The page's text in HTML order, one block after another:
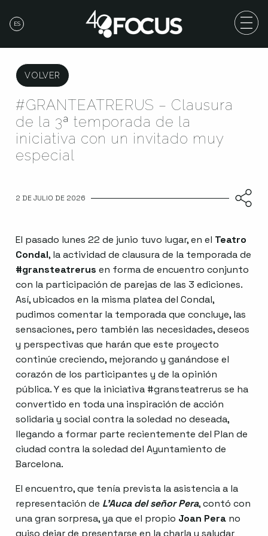
ES
VOLVER
#GRANTEATRERUS – Clausura
de la 3ª temporada de la
iniciativa con un invitado muy
especial
2 DE JULIO DE 2026
El pasado lunes 22 de junio tuvo lugar, en el Teatro
Condal, la actividad de clausura de la temporada de
#gransteatrerus en forma de encuentro conjunto
con la participación de parejas de las 3 ediciones.
Así, ubicados en la misma platea del Condal,
pudimos comentar la temporada que concluye, las
sensaciones, pero también las necesidades, deseos
y perspectivas que harán que este proyecto
continúe creciendo, mejorando y ganándose el
corazón de los participantes y de la opinión
pública. Y es que la iniciativa #gransteatrerus se ha
convertido en toda una inspiración de acción
solidaria y social contra la soledad no deseada,
llegando a formar parte recientemente del Plan de
ciudad contra la soledad del Ayuntamiento de
Barcelona.
El encuentro, que tenía prevista la asistencia a la
representación de L’Auca del señor Pera, contó con
una gran sorpresa, ya que el propio Joan Pera no